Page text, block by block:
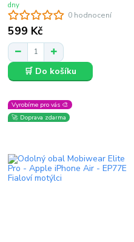
0 hodnocení
599 Kč
dny
🛒 Do košíku
Vyrobíme pro vás 🎨
🚀 Doprava zdarma